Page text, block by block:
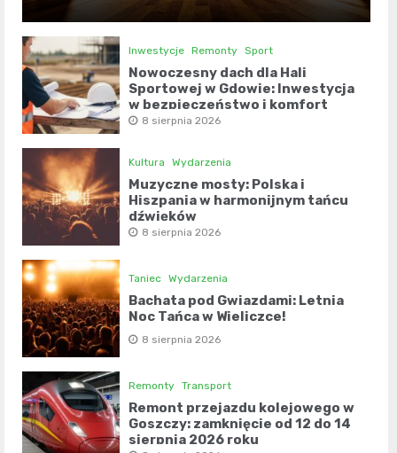
Inwestycje Remonty Sport
Nowoczesny dach dla Hali
Sportowej w Gdowie: Inwestycja
w bezpieczeństwo i komfort
8 sierpnia 2026
Kultura Wydarzenia
Muzyczne mosty: Polska i
Hiszpania w harmonijnym tańcu
dźwięków
8 sierpnia 2026
Taniec Wydarzenia
Bachata pod Gwiazdami: Letnia
Noc Tańca w Wieliczce!
8 sierpnia 2026
Remonty Transport
Remont przejazdu kolejowego w
Goszczy: zamknięcie od 12 do 14
sierpnia 2026 roku